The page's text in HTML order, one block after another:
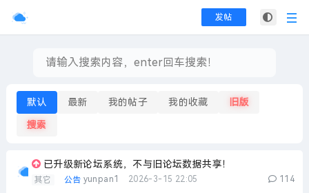
发帖
默认 最新 我的帖子 我的收藏 旧版
搜索
已升级新论坛系统，不与旧论坛数据共享！
其它 公告 yunpan1 2026-3-15 22:05 114